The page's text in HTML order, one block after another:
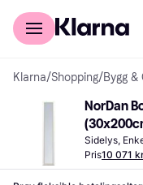
For kunder
Klarna/Shopping/Bygg &
NorDan
Sidelys,
Pris10 071